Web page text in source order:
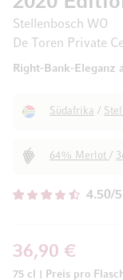
4.50/5
Stellenbosch WO
De Toren Private
Right-Bank-Eleganz
Südafrika /
64% Merlot /
36,90 €
75 cl
Preis pro